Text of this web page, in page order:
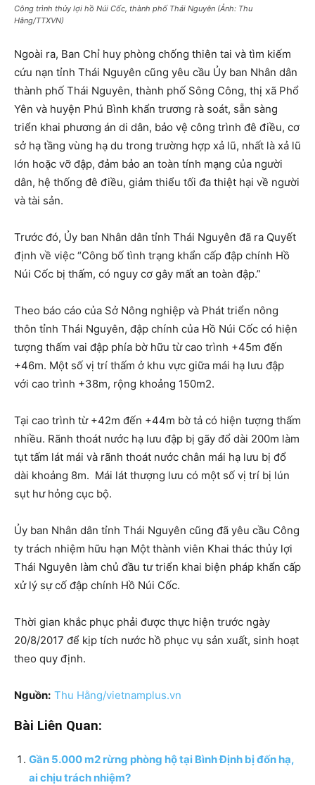
Công trình thủy lợi hồ Núi Cốc, thành phố Thái Nguyên (Ảnh: Thu
Hằng/TTXVN)
Ngoài ra, Ban Chỉ huy phòng chống thiên tai và tìm kiếm
cứu nạn tỉnh Thái Nguyên cũng yêu cầu Ủy ban Nhân dân
thành phố Thái Nguyên, thành phố Sông Công, thị xã Phổ
Yên và huyện Phú Bình khẩn trương rà soát, sẵn sàng
triển khai phương án di dân, bảo vệ công trình đê điều, cơ
sở hạ tầng vùng hạ du trong trường hợp xả lũ, nhất là xả lũ
lớn hoặc vỡ đập, đảm bảo an toàn tính mạng của người
dân, hệ thống đê điều, giảm thiểu tối đa thiệt hại về người
và tài sản.
Trước đó, Ủy ban Nhân dân tỉnh Thái Nguyên đã ra Quyết
định về việc “Công bố tình trạng khẩn cấp đập chính Hồ
Núi Cốc bị thấm, có nguy cơ gây mất an toàn đập.”
Theo báo cáo của Sở Nông nghiệp và Phát triển nông
thôn tỉnh Thái Nguyên, đập chính của Hồ Núi Cốc có hiện
tượng thấm vai đập phía bờ hữu từ cao trình +45m đến
+46m. Một số vị trí thấm ở khu vực giữa mái hạ lưu đập
với cao trình +38m, rộng khoảng 150m2.
Tại cao trình từ +42m đến +44m bờ tả có hiện tượng thấm
nhiều. Rãnh thoát nước hạ lưu đập bị gãy đổ dài 200m làm
tụt tấm lát mái và rãnh thoát nước chân mái hạ lưu bị đổ
dài khoảng 8m. Mái lát thượng lưu có một số vị trí bị lún
sụt hư hỏng cục bộ.
Ủy ban Nhân dân tỉnh Thái Nguyên cũng đã yêu cầu Công
ty trách nhiệm hữu hạn Một thành viên Khai thác thủy lợi
Thái Nguyên làm chủ đầu tư triển khai biện pháp khẩn cấp
xử lý sự cố đập chính Hồ Núi Cốc.
Thời gian khắc phục phải được thực hiện trước ngày
20/8/2017 để kịp tích nước hồ phục vụ sản xuất, sinh hoạt
theo quy định.
Nguồn: Thu Hằng/vietnamplus.vn
Bài Liên Quan:
Gần 5.000 m2 rừng phòng hộ tại Bình Định bị đốn hạ,
ai chịu trách nhiệm?